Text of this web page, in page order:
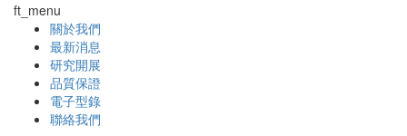
ft_menu
關於我們
最新消息
研究開展
品質保證
電子型錄
聯絡我們